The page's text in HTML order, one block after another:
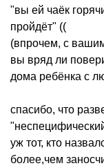
"вы ей чаёк
пройдёт" ((
(впрочем, с
вы вряд ли
дома ребёнка с
спасибо, что
уж тот, кто
более,чем